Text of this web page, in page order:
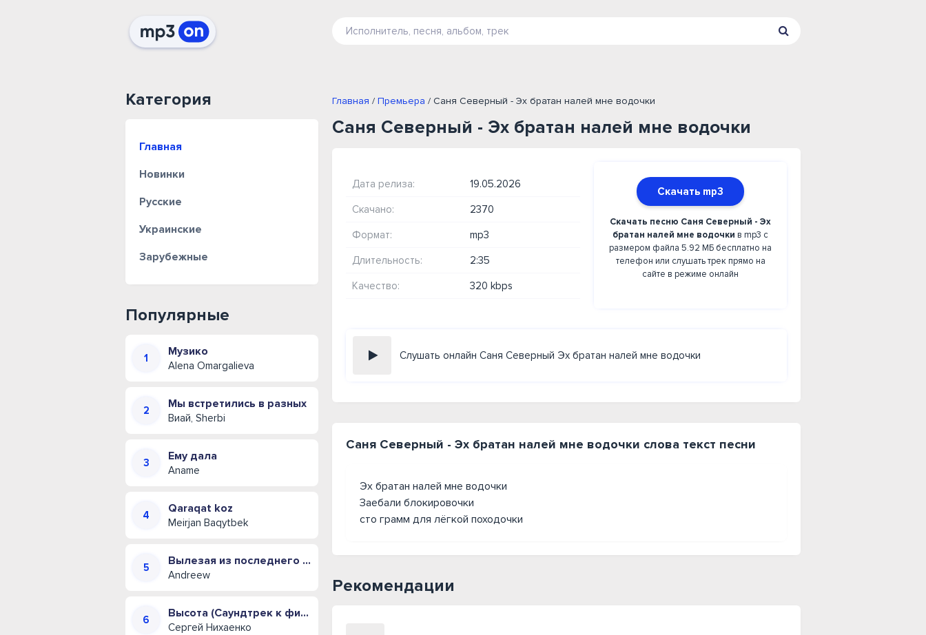
Категория
Главная
Новинки
Русские
Украинские
Зарубежные
Популярные
Музико
Alena Omargalieva
Мы встретились в разных
Виай, Sherbi
Ему дала
Aname
Qaraqat koz
Meirjan Baqytbek
Вылезая из последнего трамвая среди ночи
Andreew
Высота (Саундтрек к фильму Малыш)
Сергей Нихаенко
Главная / Премьера / Саня Северный - Эх братан налей мне водочки
Саня Северный - Эх братан налей мне водочки
Дата релиза: 19.05.2026
Скачано: 2370
Формат: mp3
Длительность: 2:35
Качество: 320 kbps
Скачать mp3
Скачать песню Саня Северный - Эх
братан налей мне водочки в mp3 с
размером файла 5.92 МБ бесплатно на
телефон или слушать трек прямо на
сайте в режиме онлайн
Слушать онлайн Саня Северный Эх братан налей мне водочки
Саня Северный - Эх братан налей мне водочки слова текст песни
Эх братан налей мне водочки
Заебали блокировочки
сто грамм для лёгкой походочки
Рекомендации